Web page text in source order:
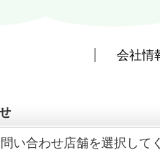
会社情
問い合わせ店舗を選択して